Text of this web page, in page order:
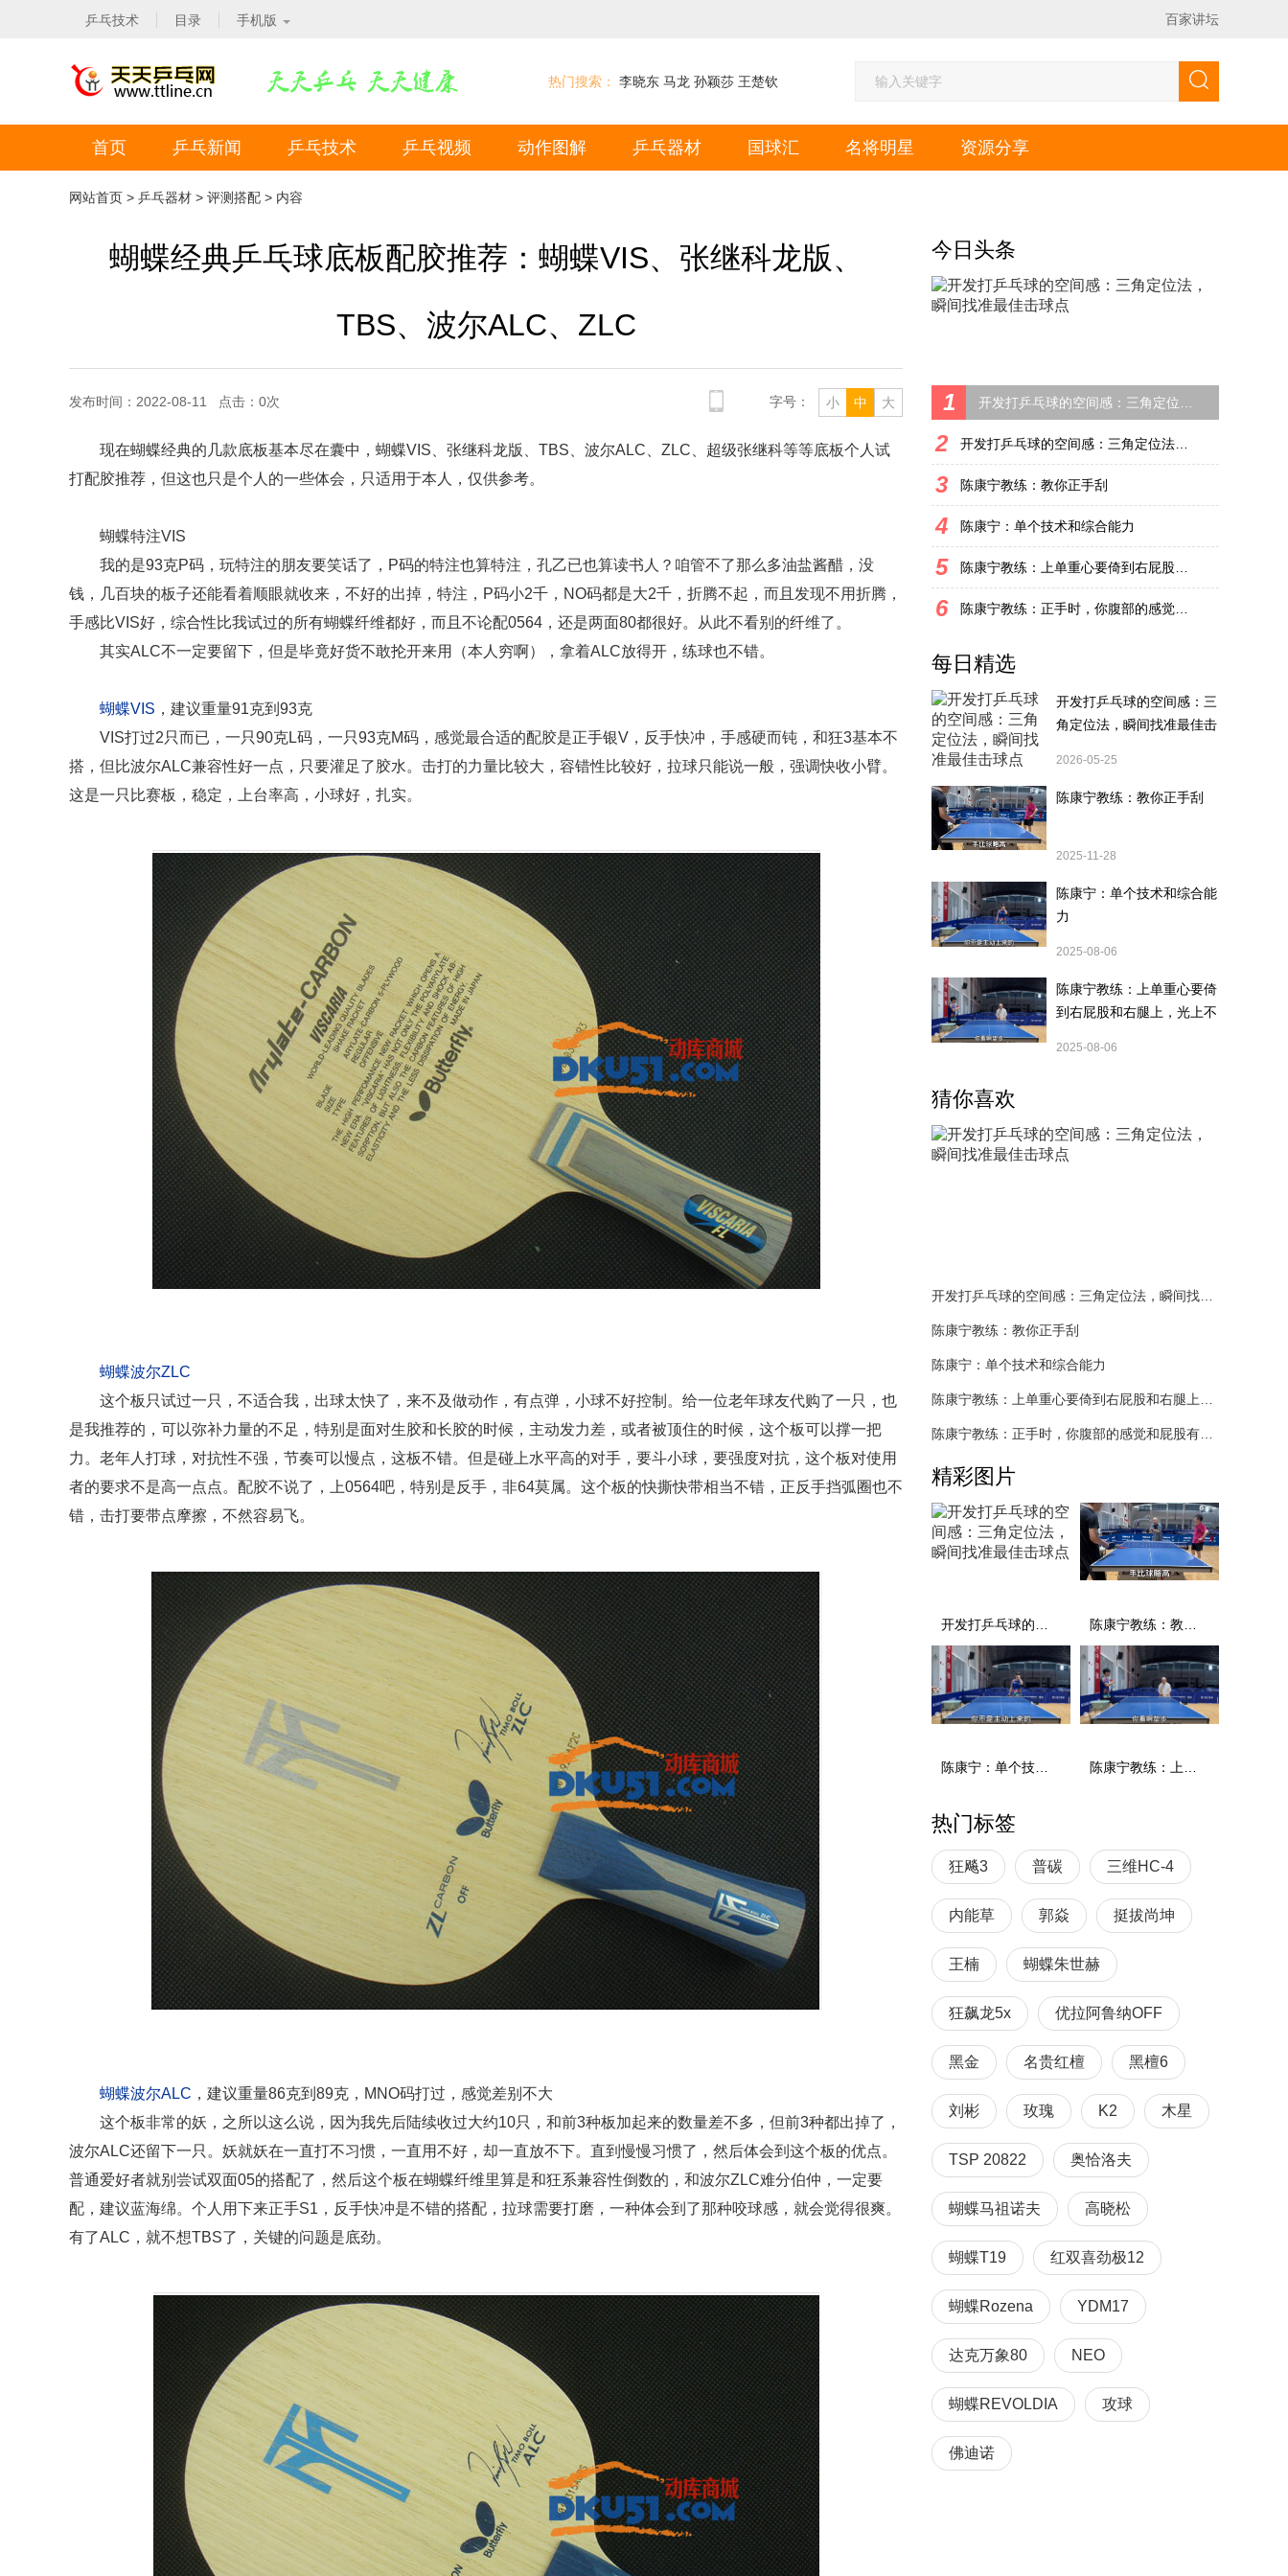
乒乓技术 目录 手机版 百家讲坛
热门搜索： 李晓东 马龙 孙颖莎 王楚钦
首页 乒乓新闻 乒乓技术 乒乓视频 动作图解 乒乓器材 国球汇 名将明星 资源分享
网站首页 > 乒乓器材 > 评测搭配 > 内容
蝴蝶经典乒乓球底板配胶推荐：蝴蝶VIS、张继科龙版、
TBS、波尔ALC、ZLC
发布时间：2022-08-11 点击： 0次 小 中 大
字号：
现在蝴蝶经典的几款底板基本尽在囊中，蝴蝶VIS、张继科龙版、TBS、波尔ALC、ZLC、超级张继科等等底板个人试
打配胶推荐，但这也只是个人的一些体会，只适用于本人，仅供参考。
蝴蝶特注VIS
我的是93克P码，玩特注的朋友要笑话了，P码的特注也算特注，孔乙已也算读书人？咱管不了那么多油盐酱醋，没
钱，几百块的板子还能看着顺眼就收来，不好的出掉，特注，P码小2千，NO码都是大2千，折腾不起，而且发现不用折腾，
手感比VIS好，综合性比我试过的所有蝴蝶纤维都好，而且不论配0564，还是两面80都很好。从此不看别的纤维了。
其实ALC不一定要留下，但是毕竟好货不敢抡开来用（本人穷啊），拿着ALC放得开，练球也不错。
蝴蝶VIS ，建议重量91克到93克
VIS打过2只而已，一只90克L码，一只93克M码，感觉最合适的配胶是正手银V，反手快冲，手感硬而钝，和狂3基本不
搭，但比波尔ALC兼容性好一点，只要灌足了胶水。击打的力量比较大，容错性比较好，拉球只能说一般，强调快收小臂。
这是一只比赛板，稳定，上台率高，小球好，扎实。
蝴蝶波尔ZLC
这个板只试过一只，不适合我，出球太快了，来不及做动作，有点弹，小球不好控制。给一位老年球友代购了一只，也
是我推荐的，可以弥补力量的不足，特别是面对生胶和长胶的时候，主动发力差，或者被顶住的时候，这个板可以撑一把
力。老年人打球，对抗性不强，节奏可以慢点，这板不错。但是碰上水平高的对手，要斗小球，要强度对抗，这个板对使用
者的要求不是高一点点。配胶不说了，上0564吧，特别是反手，非64莫属。这个板的快撕快带相当不错，正反手挡弧圈也不
错，击打要带点摩擦，不然容易飞。
蝴蝶波尔ALC ，建议重量86克到89克，MNO码打过，感觉差别不大
这个板非常的妖，之所以这么说，因为我先后陆续收过大约10只，和前3种板加起来的数量差不多，但前3种都出掉了，
波尔ALC还留下一只。妖就妖在一直打不习惯，一直用不好，却一直放不下。直到慢慢习惯了，然后体会到这个板的优点。
普通爱好者就别尝试双面05的搭配了，然后这个板在蝴蝶纤维里算是和狂系兼容性倒数的，和波尔ZLC难分伯仲，一定要
配，建议蓝海绵。个人用下来正手S1，反手快冲是不错的搭配，拉球需要打磨，一种体会到了那种咬球感，就会觉得很爽。
有了ALC，就不想TBS了，关键的问题是底劲。
今日头条
1
2
3 陈康宁教练：教你正手刮
4 陈康宁：单个技术和综合能力
5
6
每日精选
开发打乒乓球的空间感：三
角定位法，瞬间找准最佳击
2026-05-25
陈康宁教练：教你正手刮
2025-11-28
陈康宁：单个技术和综合能
力
2025-08-06
陈康宁教练：上单重心要倚
到右屁股和右腿上，光上不
2025-08-06
猜你喜欢
陈康宁教练：教你正手刮
陈康宁：单个技术和综合能力
精彩图片
热门标签
狂飚3 普碳 三维HC-4
内能草 郭焱 挺拔尚坤
王楠 蝴蝶朱世赫
狂飙龙5x 优拉阿鲁纳OFF
黑金 名贵红檀 黑檀6
刘彬 玫瑰 K2 木星
TSP 20822 奥恰洛夫
蝴蝶马祖诺夫 高晓松
蝴蝶T19 红双喜劲极12
蝴蝶Rozena YDM17
达克万象80 NEO
蝴蝶REVOLDIA 攻球
佛迪诺